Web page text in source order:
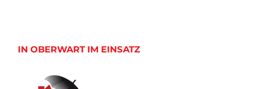
IN OBERWART IM EINSATZ